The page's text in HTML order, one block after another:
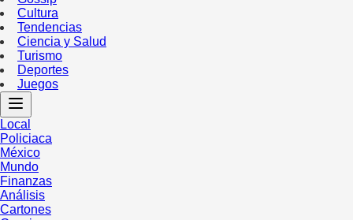
Cultura
Tendencias
Ciencia y Salud
Turismo
Deportes
Juegos
Local
Policiaca
México
Mundo
Finanzas
Análisis
Cartones